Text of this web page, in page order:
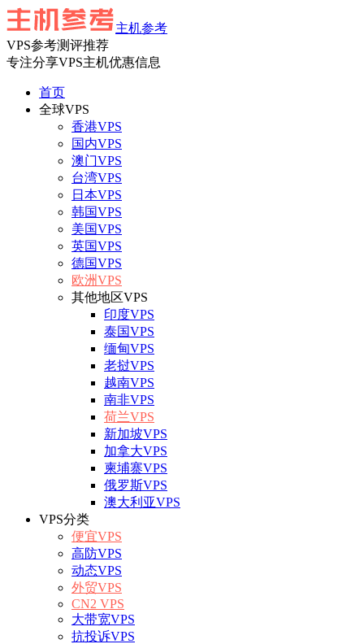
主机参考
VPS参考测评推荐
专注分享VPS主机优惠信息
首页
全球VPS
香港VPS
国内VPS
澳门VPS
台湾VPS
日本VPS
韩国VPS
美国VPS
英国VPS
德国VPS
欧洲VPS
其他地区VPS
印度VPS
泰国VPS
缅甸VPS
老挝VPS
越南VPS
南非VPS
荷兰VPS
新加坡VPS
加拿大VPS
柬埔寨VPS
俄罗斯VPS
澳大利亚VPS
VPS分类
便宜VPS
高防VPS
动态VPS
外贸VPS
CN2 VPS
大带宽VPS
抗投诉VPS